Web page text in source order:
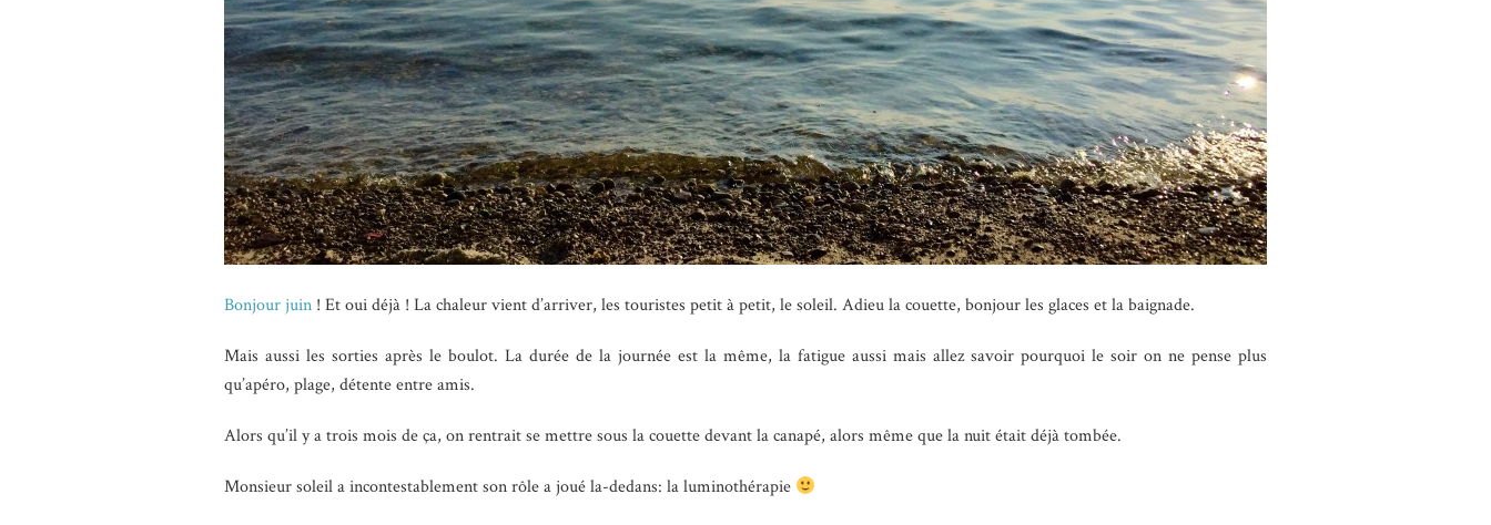
Bonjour juin ! Et oui déjà ! La chaleur vient d’arriver, les touristes petit à petit, le soleil. Adieu la couette, bonjour les glaces et la baignade.
Mais aussi les sorties après le boulot. La durée de la journée est la même, la fatigue aussi mais allez savoir pourquoi le soir on ne pense plus
qu’apéro, plage, détente entre amis.
Alors qu’il y a trois mois de ça, on rentrait se mettre sous la couette devant la canapé, alors même que la nuit était déjà tombée.
Monsieur soleil a incontestablement son rôle a joué la-dedans: la luminothérapie